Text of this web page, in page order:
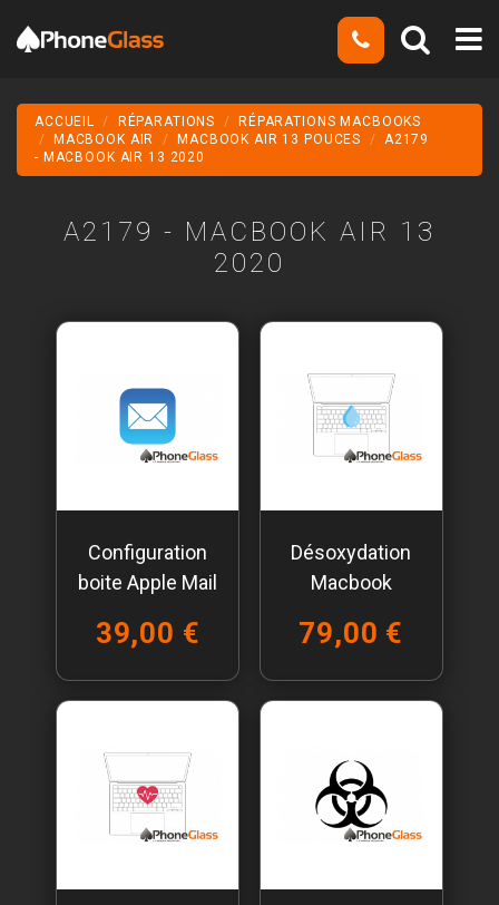
ACCUEIL RÉPARATIONS
RÉPARATIONS MACBOOKS
MACBOOK AIR
MACBOOK AIR 13 POUCES
A2179
- MACBOOK AIR 13 2020
A2179 - MACBOOK AIR 13
2020
Configuration
boite Apple Mail
39,00 €
Désoxydation
Macbook
79,00 €